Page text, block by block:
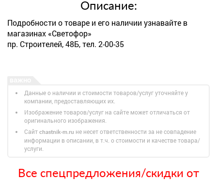
Описание:
Подробности о товаре и его наличии узнавайте в
магазинах «Светофор»
пр. Строителей, 48Б, тел. 2-00-35
Данные о наличии и стоимости товаров/услуг уточняйте у
компании, предоставляющих их.
Изображение товаров/услуг на сайте может отличаться от
оригинального изображения.
Сайт chastnik-m.ru не несет ответственности за не совпадение
информации в описании, в т.ч. о стоимости и качестве товара/
услуги.
Все спецпредложения/скидки от